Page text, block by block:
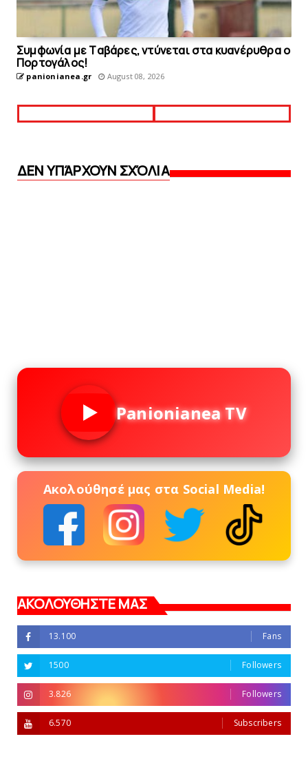
Συμφωνία με Tαβάρες, ντύνεται στα κυανέρυθρα ο
Πορτογάλος!
panionianea.gr August 08, 2026
ΔΕΝ ΥΠΆΡΧΟΥΝ ΣΧΌΛΙΑ
Panionianea TV
Ακολούθησέ μας στα Social Media!
ΑΚΟΛΟΥΘΗΣΤΕ ΜΑΣ
13.100 Fans
1500 Followers
3.826 Followers
6.570 Subscribers